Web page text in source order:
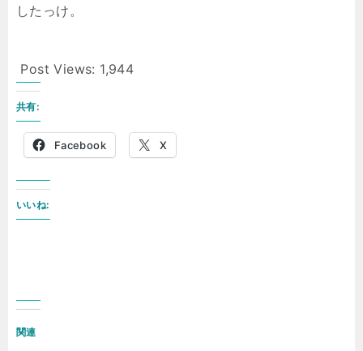
したっけ。
Post Views: 1,944
共有:
Facebook X
いいね:
関連